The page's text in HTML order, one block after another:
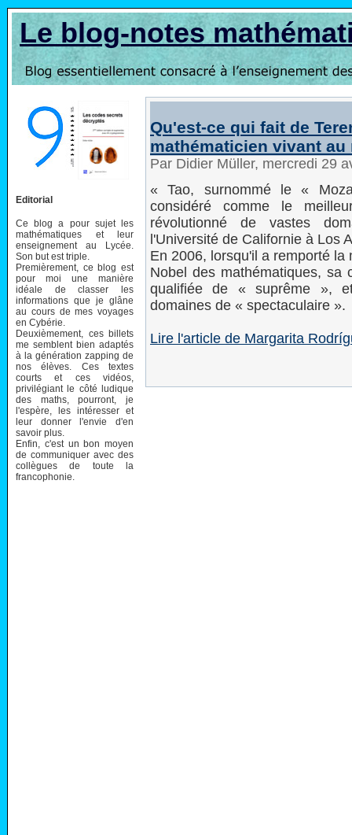
Le blog-notes
Editorial
Ce blog a pour sujet les
mathématiques et leur
enseignement au Lycée.
Son but est triple.
Premièrement, ce blog est
pour moi une manière
idéale de classer les
informations que je glâne
au cours de mes voyages
en Cybérie.
Deuxièmement, ces billets
me semblent bien adaptés
à la génération zapping de
nos élèves. Ces textes
courts et ces vidéos,
privilégiant le côté ludique
des maths, pourront, je
l'espère, les intéresser et
leur donner l'envie d'en
savoir plus.
Enfin, c'est un bon moyen
de communiquer avec des
collègues de toute la
francophonie.
Qu'est-ce qui fait de
mathématicien vivant au
Par Didier Müller, mercredi 29
« Tao, surnommé le «
considéré comme le
révolutionné de vastes
l'Université de Californie à Los
En 2006, lorsqu'il a remporté
Nobel des mathématiques, sa
qualifiée de « suprême »,
domaines de « spectaculaire ».
Lire l'article de Margarita